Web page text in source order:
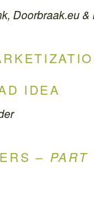
Doorbraak.eu &
IDEA
–